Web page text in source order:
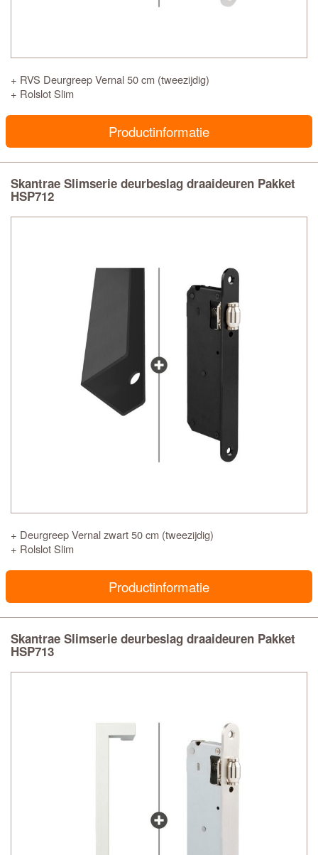
+ RVS Deurgreep Vernal 50 cm (tweezijdig)
+ Rolslot Slim
Productinformatie
Skantrae Slimserie deurbeslag draaideuren Pakket
HSP712
+ Deurgreep Vernal zwart 50 cm (tweezijdig)
+ Rolslot Slim
Productinformatie
Skantrae Slimserie deurbeslag draaideuren Pakket
HSP713